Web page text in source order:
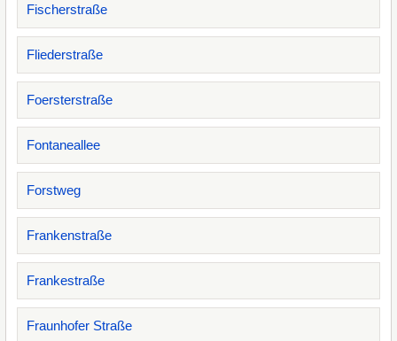
Fischerstraße
Fliederstraße
Foersterstraße
Fontaneallee
Forstweg
Frankenstraße
Frankestraße
Fraunhofer Straße